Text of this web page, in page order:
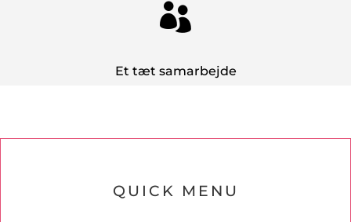

Et tæt samarbejde
QUICK MENU